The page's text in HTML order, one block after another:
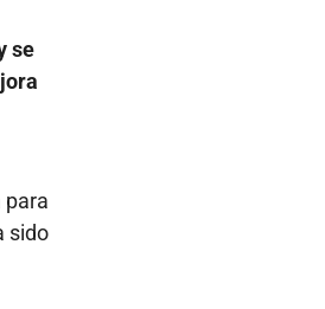
se
para
sido